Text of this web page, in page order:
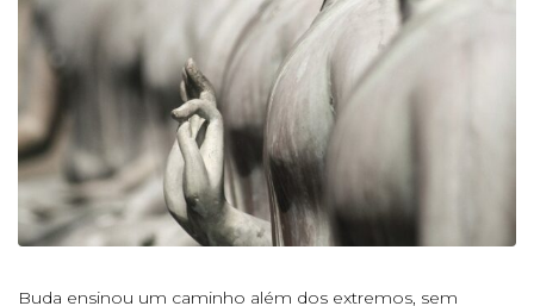
Buda ensinou um caminho além dos extremos, sem